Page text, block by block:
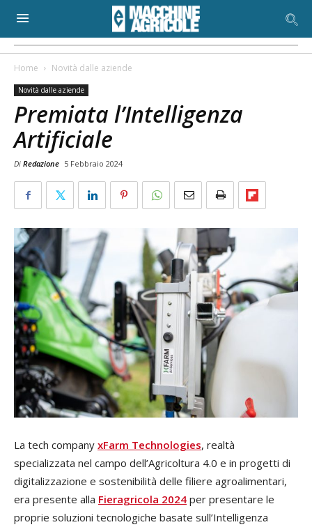
Home Novità dalle aziende
Novità dalle aziende
Premiata l’Intelligenza
Artificiale
Di Redazione 5 Febbraio 2024
La tech company xFarm Technologies, realtà
specializzata nel campo dell’Agricoltura 4.0 e in progetti di
digitalizzazione e sostenibilità delle filiere agroalimentari,
era presente alla Fieragricola 2024 per presentare le
proprie soluzioni tecnologiche basate sull’Intelligenza